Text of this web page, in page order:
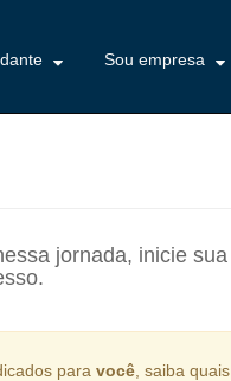
Sou empresa
jornada, inicie
para você , saiba